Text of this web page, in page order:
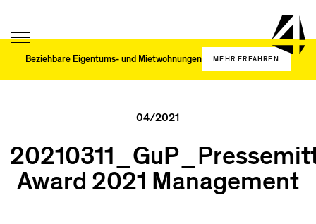
04/2021
Award 2021 Management
Beziehbare Eigentums- und Mietwohnungen MEHR ERFAHREN